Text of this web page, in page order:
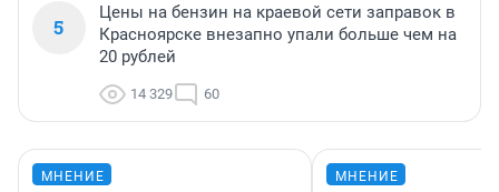
5
Цены на бензин на краевой сети заправок в
Красноярске внезапно упали больше чем на
20 рублей
14 329 60
МНЕНИЕ МНЕНИЕ